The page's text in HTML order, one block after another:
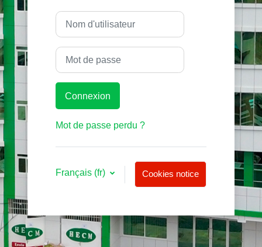
Nom d'utilisateur
Mot de passe
Connexion
Mot de passe perdu ?
Français ‎(fr)‎ Cookies notice